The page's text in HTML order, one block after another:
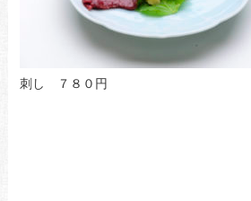
刺し ７８０円